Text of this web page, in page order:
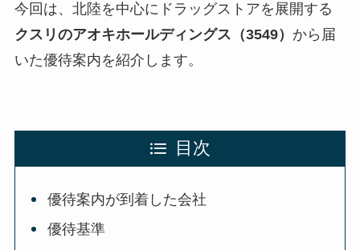
今回は、北陸を中心にドラッグストアを展開する
クスリのアオキホールディングス（3549） から届
いた優待案内を紹介します。
目次
優待案内が到着した会社
優待基準